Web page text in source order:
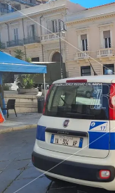
AMBIENTE
SOCIETÀ
CULTURA
ECONOMIA E LAVORO
EVENTI
SPORT